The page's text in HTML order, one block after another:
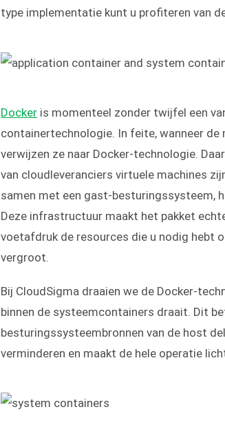
type implementatie kunt u profiteren van
Docker is momenteel zonder twijfel een
containertechnologie. In feite, wanneer
verwijzen ze naar Docker-technologie.
van cloudleveranciers virtuele machines
samen met een gast-besturingssysteem,
Deze infrastructuur maakt het pakket
voetafdruk de resources die u nodig hebt
vergroot.
Bij CloudSigma draaien we de Docker-
binnen de systeemcontainers draait. Dit
besturingssysteembronnen van de host
verminderen en maakt de hele operatie